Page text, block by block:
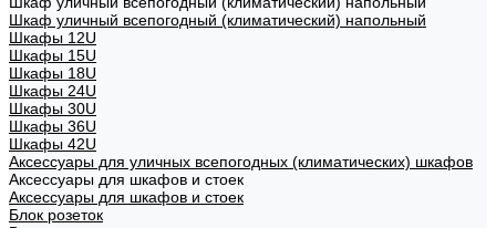
Шкаф уличный всепогодный (климатический) напольный
Шкафы 12U
Шкафы 15U
Шкафы 18U
Шкафы 24U
Шкафы 30U
Шкафы 36U
Шкафы 42U
Аксессуары для уличных всепогодных (климатических) шкафов
Аксессуары для шкафов и стоек
Аксессуары для шкафов и стоек
Блок розеток